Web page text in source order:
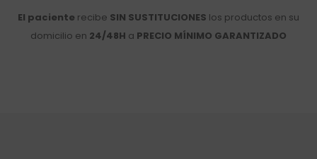
El paciente recibe SIN SUSTITUCIONES los productos en su
domicilio en 24/48H a PRECIO MÍNIMO GARANTIZADO